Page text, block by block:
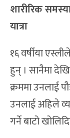
शारीरिक
यात्रा
१६ वर्षीया
हुन् । सानैमा
क्रममा उनलाई
उनलाई अहिले
गर्ने बाटो